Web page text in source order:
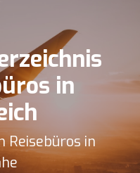
in
Reisebüros in